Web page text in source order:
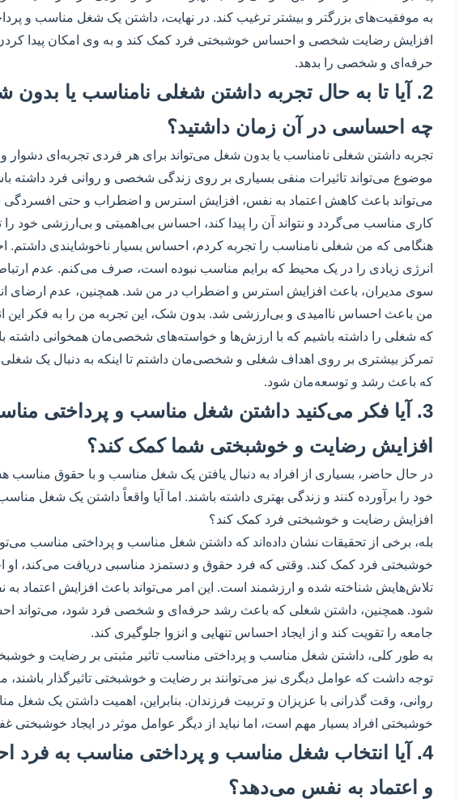
به موفقیت‌های بزرگتر و بیشتر ترغیب کند. در نهایت، داشتن یک شغل مناسب و
افزایش رضایت شخصی و احساس خوشبختی فرد کمک کند و به وی امکان پیدا کردن
حرفه‌ای و شخصی را بدهد.
2. آیا تا به حال تجربه داشتن شغلی نامناسب یا بدون
چه احساسی در آن زمان داشتید؟
تجربه داشتن شغلی نامناسب یا بدون شغل می‌تواند برای هر فردی تجربه‌ای دشوار و
موضوع می‌تواند تاثیرات منفی بسیاری بر روی زندگی شخصی و روانی فرد داشته
می‌تواند باعث کاهش اعتماد به نفس، افزایش استرس و اضطراب و حتی افسردگی
کاری مناسب می‌گردد و نتواند آن را پیدا کند، احساس بی‌اهمیتی و بی‌ارزشی خود را
هنگامی که من شغلی نامناسب را تجربه کردم، احساس بسیار ناخوشایندی
انرژی زیادی را در یک محیط که برایم مناسب نبوده است، صرف می‌کنم. عدم ارتباط
سوی مدیران، باعث افزایش استرس و اضطراب در من شد. همچنین، عدم ارضای
من باعث احساس ناامیدی و بی‌ارزشی شد. بدون شک، این تجربه من را به فکر
که شغلی را داشته باشیم که با ارزش‌ها و خواسته‌های شخصی‌مان همخوانی داشته
تمرکز بیشتری بر روی اهداف شغلی و شخصی‌مان داشتم تا اینکه به دنبال یک
که باعث رشد و توسعه‌مان شود.
3. آیا فکر می‌کنید داشتن شغل مناسب و پرداختی
افزایش رضایت و خوشبختی شما کمک کند؟
در حال حاضر، بسیاری از افراد به دنبال یافتن یک شغل مناسب و با حقوق مناسب
خود را برآورده کنند و زندگی بهتری داشته باشند. اما آیا واقعاً داشتن یک شغل
افزایش رضایت و خوشبختی فرد کمک کند؟
بله، برخی از تحقیقات نشان داده‌اند که داشتن شغل مناسب و پرداختی مناسب
خوشبختی فرد کمک کند. وقتی که فرد حقوق و دستمزد مناسبی دریافت می‌کند،
تلاش‌هایش شناخته شده و ارزشمند است. این امر می‌تواند باعث افزایش اعتماد
شود. همچنین، داشتن شغلی که باعث رشد حرفه‌ای و شخصی فرد شود، می‌تواند
جامعه را تقویت کند و از ایجاد احساس تنهایی و انزوا جلوگیری کند.
به طور کلی، داشتن شغل مناسب و پرداختی مناسب تاثیر مثبتی بر رضایت و
توجه داشت که عوامل دیگری نیز می‌توانند بر رضایت و خوشبختی تاثیرگذار باشند،
روانی، وقت گذرانی با عزیزان و تربیت فرزندان. بنابراین، اهمیت داشتن یک
خوشبختی افراد بسیار مهم است، اما نباید از دیگر عوامل موثر در ایجاد خوشبختی
4. آیا انتخاب شغل مناسب و پرداختی مناسب به
و اعتماد به نفس می‌دهد؟